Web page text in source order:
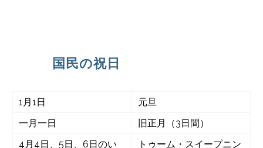
国民の祝日
1月1日
元旦
一月一日
旧正月（3日間）
4月4日、5日、6日のい
トゥーム・スイープニン